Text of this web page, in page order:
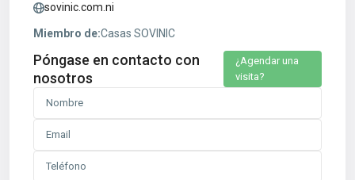
sovinic.com.ni
Miembro de:Casas SOVINIC
Póngase en contacto con
nosotros
¿Agendar una
visita?